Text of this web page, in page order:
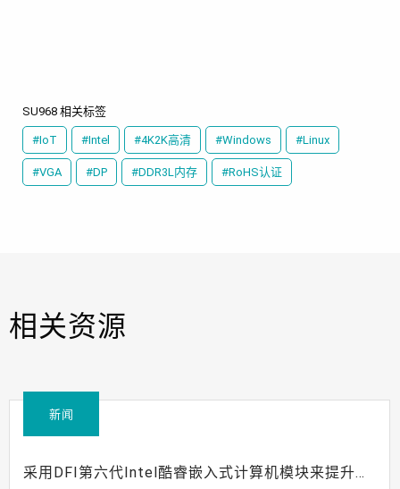
SU968 相关标签
#IoT #Intel #4K2K高清 #Windows #Linux
#VGA #DP #DDR3L内存 #RoHS认证
相关资源
新闻
采用DFI第六代Intel酷睿嵌入式计算机模块来提升您